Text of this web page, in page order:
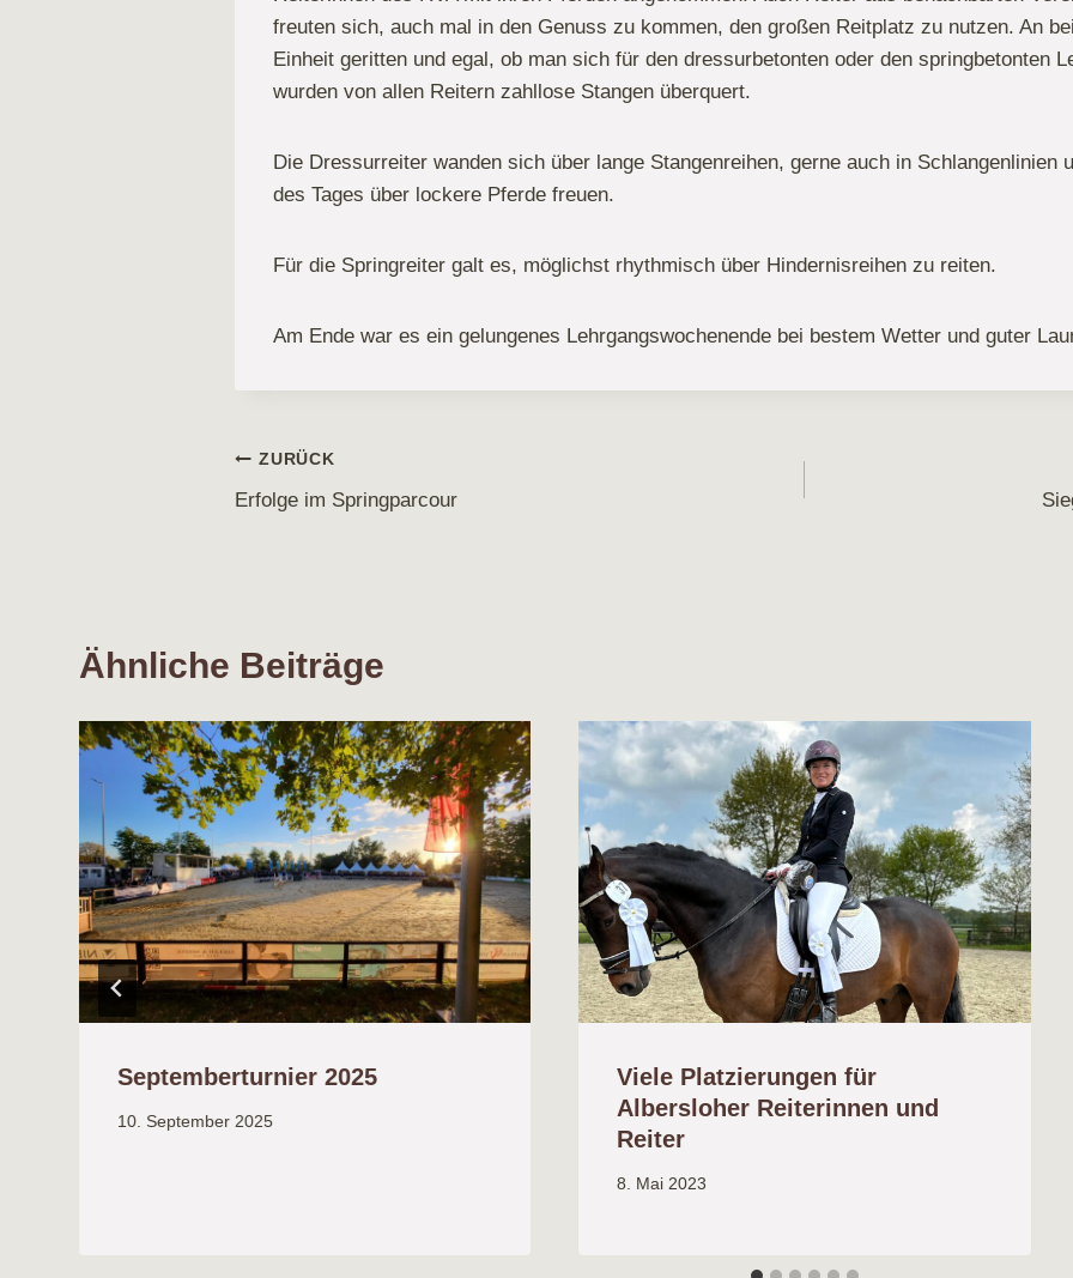
freuten sich, auch mal in den Genuss zu kommen, den großen Reitplatz zu nutzen. An
Einheit geritten und egal, ob man sich für den dressurbetonten oder den springbetonten
wurden von allen Reitern zahllose Stangen überquert.
Die Dressurreiter wanden sich über lange Stangenreihen, gerne auch in Schlangenlinien
des Tages über lockere Pferde freuen.
Für die Springreiter galt es, möglichst rhythmisch über Hindernisreihen zu reiten.
Am Ende war es ein gelungenes Lehrgangswochenende bei bestem Wetter und guter
Beitragsnavigation
ZURÜCK
Erfolge im Springparcour
Ähnliche Beiträge
Septemberturnier 2025
10. September 2025
Viele Platzierungen für
Albersloher Reiterinnen und
Reiter
8. Mai 2023